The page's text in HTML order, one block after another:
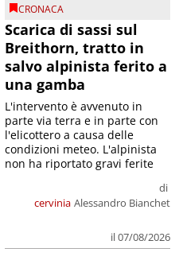
CRONACA
Scarica di sassi sul
Breithorn, tratto in
salvo alpinista ferito a
una gamba
cervinia
di
Alessandro Bianchet
il 07/08/2026
L'intervento è avvenuto in
parte via terra e in parte con
l'elicottero a causa delle
condizioni meteo. L'alpinista
non ha riportato gravi ferite